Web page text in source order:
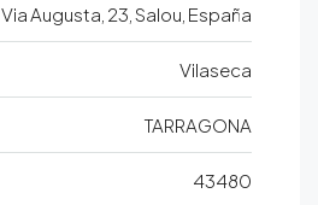
Via Augusta, 23, Salou, España
Vilaseca
TARRAGONA
43480